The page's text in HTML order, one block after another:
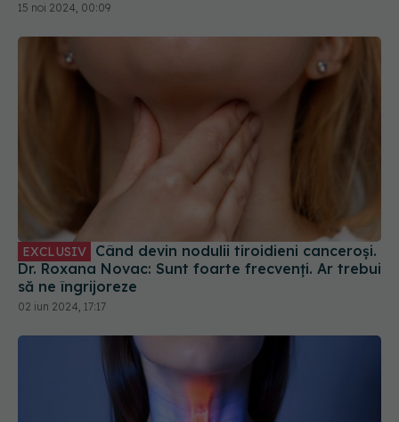
15 noi 2024, 00:09
EXCLUSIV
Dr. Roxana Novac: Sunt foarte frecvenți. Ar trebui
să ne îngrijoreze
02 iun 2024, 17:17